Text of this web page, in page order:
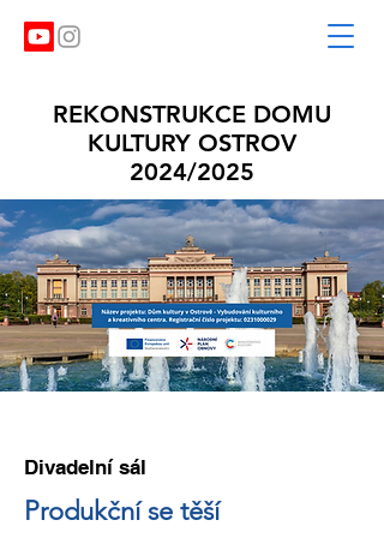
REKONSTRUKCE DOMU
KULTURY OSTROV
2024/2025
Divadelní sál
Produkční se těší